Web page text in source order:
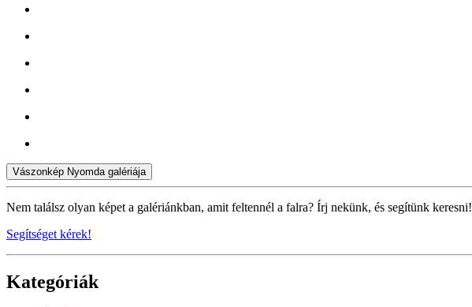
Vászonkép Nyomda galériája
Nem találsz olyan képet a galériánkban, amit feltennél a falra? Írj nekünk, és segítünk keresni!
Segítséget kérek!
Kategóriák